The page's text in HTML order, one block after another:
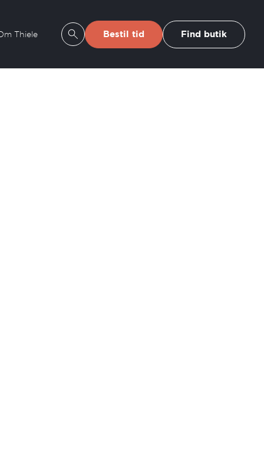
Thiele Bestil tid Find butik
Se søgeresultater